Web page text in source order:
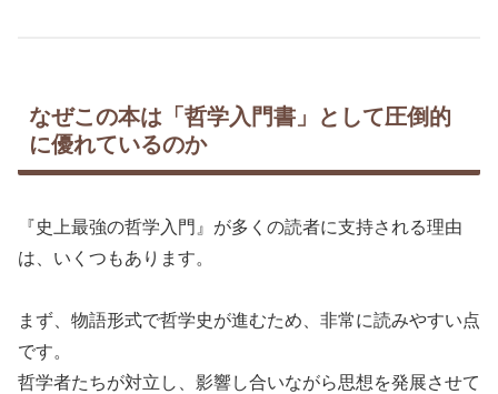
なぜこの本は「哲学入門書」として圧倒的
に優れているのか
『史上最強の哲学入門』が多くの読者に支持される理由
は、いくつもあります。
まず、物語形式で哲学史が進むため、非常に読みやすい点
です。
哲学者たちが対立し、影響し合いながら思想を発展させて